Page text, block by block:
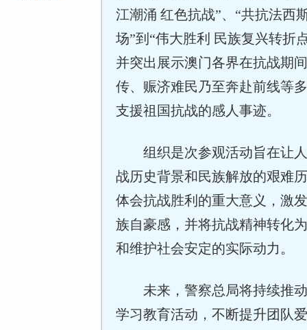
江潮涌 红色抗战”、“共抗法西
场”到“伟大胜利 民族复兴转折
并突出展示澳门各界在抗战期
传、赈济难民乃至奔赴前线等
支援祖国抗战的感人事迹。
组织是次参观活动旨在让
战历史背景和民族解放的艰难
体会抗战胜利的重大意义，激
族自豪感，并将抗战精神转化
和维护社会安定的实际动力。
未来，警察总局将持续推
学习教育活动，不断提升团队